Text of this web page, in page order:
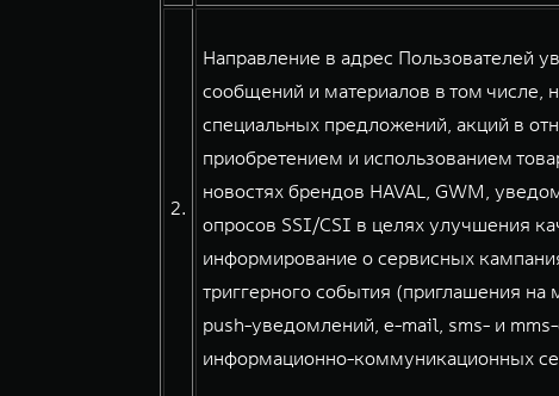
2.
Направление в адрес Пользователей
сообщений и материалов в том числе,
специальных предложений, акций в
приобретением и использованием
новостях брендов HAVAL, GWM,
опросов SSI/CSI в целях улучшения
информирование о сервисных
триггерного события (приглашения
push-уведомлений, e-mail, sms- и
информационно-коммуникационных